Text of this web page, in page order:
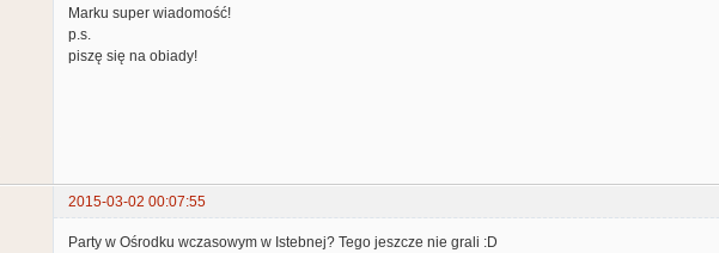
Marku super wiadomość!
p.s.
piszę się na obiady!
2015-03-02 00:07:55
Party w Ośrodku wczasowym w Istebnej? Tego jeszcze nie grali :D